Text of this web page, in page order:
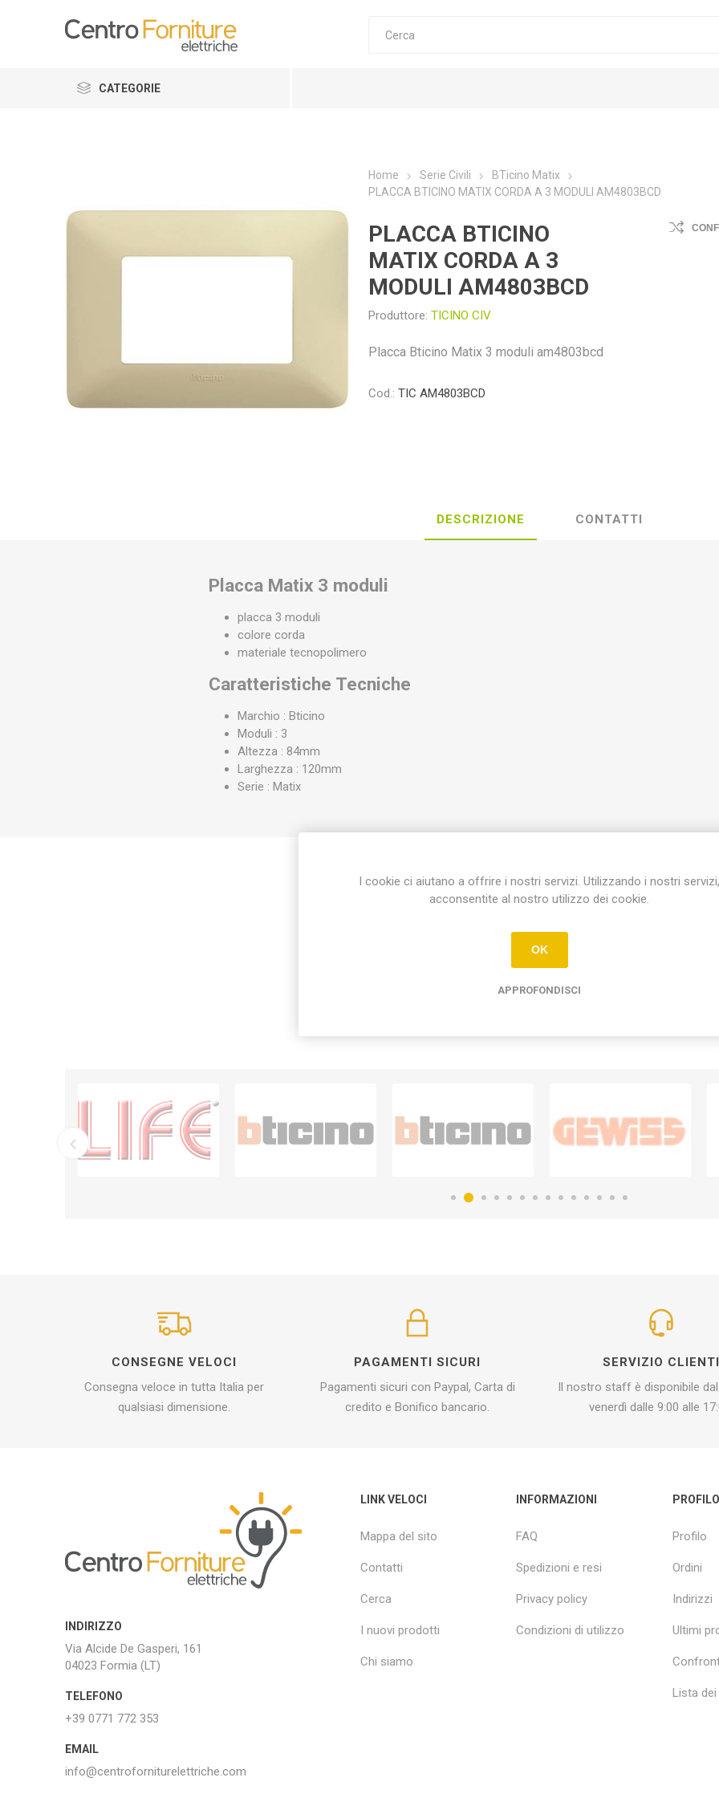
CATEGORIE
Home Serie Civili
BTicino Matix
PLACCA BTICINO MATIX CORDA A 3 MODULI AM4803BCD
PLACCA BTICINO
MATIX CORDA A 3
MODULI AM4803BCD
Produttore: TICINO CIV
Placca Bticino Matix 3 moduli am4803bcd
Cod.: TIC AM4803BCD
DESCRIZIONE CONTATTI
Placca Matix 3 moduli
placca 3 moduli
colore corda
materiale tecnopolimero
Caratteristiche Tecniche
Marchio : Bticino
Moduli : 3
Altezza : 84mm
Larghezza : 120mm
Serie : Matix
Etichetta del prodotto
placca matix 3 moduli
CONSEGNE VELOCI
Consegna veloce in tutta Italia per
qualsiasi dimensione.
PAGAMENTI SICURI
Pagamenti sicuri con Paypal, Carta di
credito e Bonifico bancario.
SERVIZIO CLIENTI
Il nostro staff è disponibile
venerdì dalle 9:00 alle
INDIRIZZO
Via Alcide De Gasperi, 161
04023 Formia (LT)
TELEFONO
+39 0771 772 353
EMAIL
info@centroforniturelettriche.com
LINK VELOCI
Mappa del sito
Contatti
Cerca
I nuovi prodotti
Chi siamo
INFORMAZIONI
FAQ
Spedizioni e resi
Privacy policy
Condizioni di utilizzo
PROFILO
Profilo
Ordini
Indirizzi
Ultimi
Lista
I cookie ci aiutano a offrire i nostri servizi. Utilizzando i nostri servizi,
acconsentite al nostro utilizzo dei cookie.
OK
APPROFONDISCI